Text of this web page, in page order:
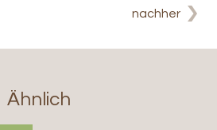
nachher
Ähnlich